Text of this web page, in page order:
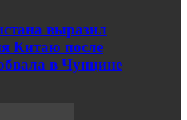
выразил
Китаю после
в Чунцине